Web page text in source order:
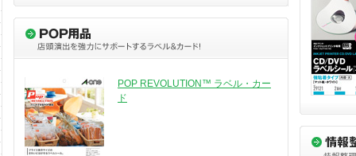
POP REVOLUTION™ ラベル・カー
ド